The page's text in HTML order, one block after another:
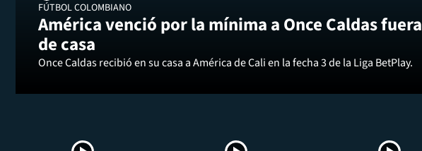
FÚTBOL COLOMBIANO
América venció por la mínima a Once Caldas fuera
de casa
Once Caldas recibió en su casa a América de Cali en la fecha 3 de la Liga BetPlay.